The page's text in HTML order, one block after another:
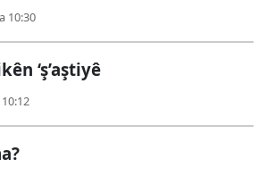
10:30
‘ş’aştiyê